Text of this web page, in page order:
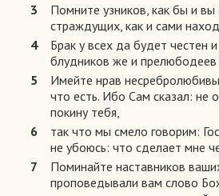
3
Помните узников, как бы и вы
страждущих, как и сами
4
Брак у всех да будет честен
блудников же и прелюбодеев
5
Имейте нрав
что есть. Ибо Сам сказал: не
покину тебя,
6
так что мы смело говорим:
не убоюсь: что сделает мне
7
Поминайте наставников
проповедывали вам слово